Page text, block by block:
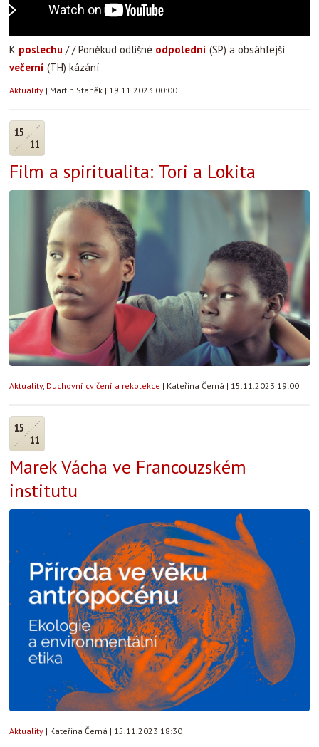
K poslechu / / Poněkud odlišné odpolední (SP) a obsáhlejší
večerní (TH) kázání
Aktuality | Martin Staněk | 19.11.2023 00:00
15
11
Film a spiritualita: Tori a Lokita
Aktuality, Duchovní cvičení a rekolekce | Kateřina Černá | 15.11.2023 19:00
15
11
Marek Vácha ve Francouzském
institutu
Aktuality | Kateřina Černá | 15.11.2023 18:30